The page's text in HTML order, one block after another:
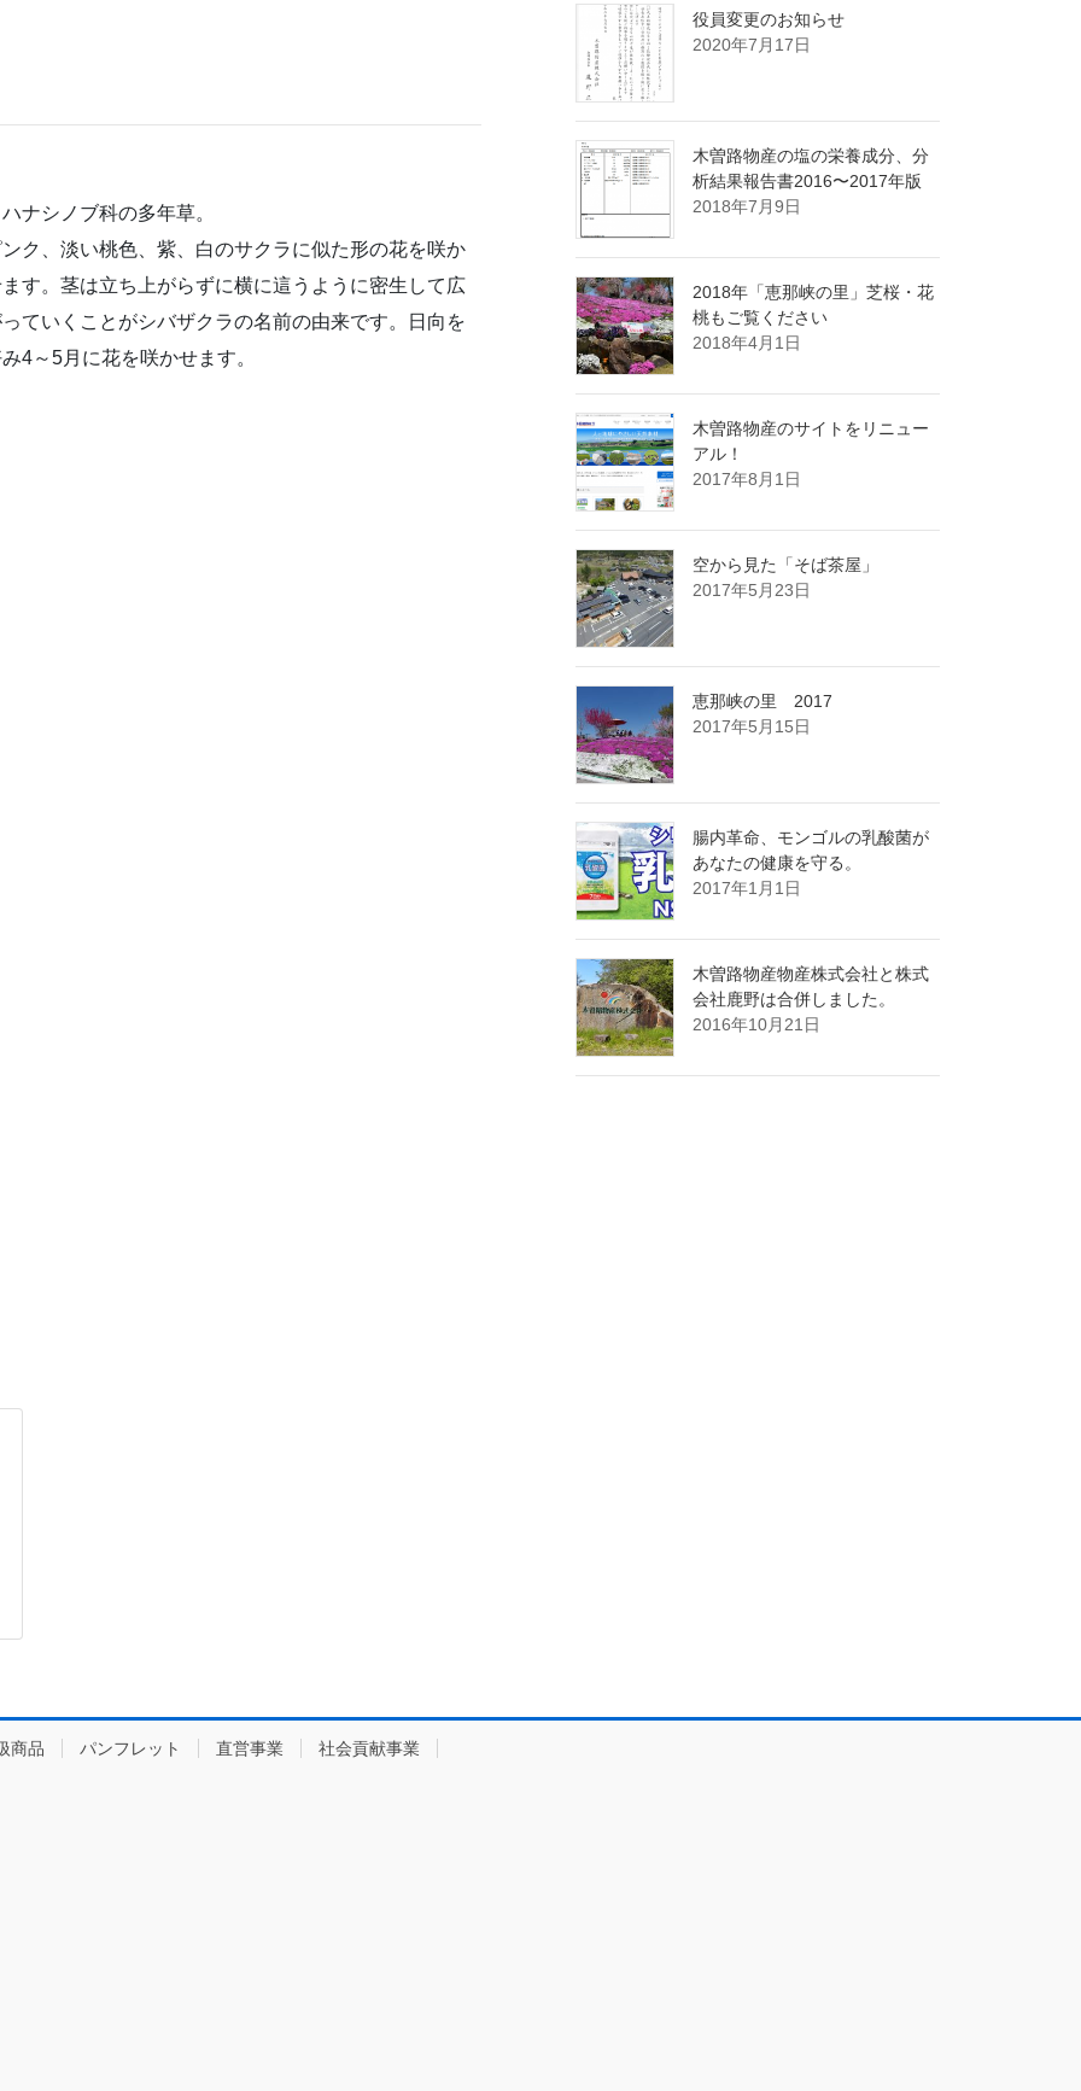
ナシノブ科の多年草。
ンク、淡い桃色、紫、白のサクラに似た形の花を咲か
す。茎は立ち上がらずに横に這うように密生して広
っていくことがシバザクラの名前の由来です。日向を
4～5月に花を咲かせます。
役員変更のお知らせ
2020年7月17日
木曽路物産の塩の栄養成分、分
析結果報告書2016〜2017年版
2018年7月9日
2018年「恵那峡の里」芝桜・花
桃もご覧ください
2018年4月1日
木曽路物産のサイトをリニュー
アル！
2017年8月1日
空から見た「そば茶屋」
2017年5月23日
恵那峡の里 2017
2017年5月15日
腸内革命、モンゴルの乳酸菌が
あなたの健康を守る。
2017年1月1日
木曽路物産物産株式会社と株式
会社鹿野は合併しました。
2016年10月21日
商品 パンフレット 直営事業 社会貢献事業